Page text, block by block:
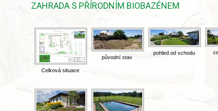
ZAHRADA S PŘÍRODNÍM BIOBAZÉNEM
Celková situace
původní stav
pohled od vchodu